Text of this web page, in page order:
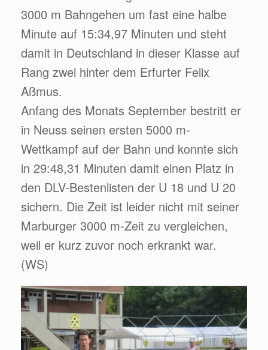
3000 m Bahngehen um fast eine halbe
Minute auf 15:34,97 Minuten und steht
damit in Deutschland in dieser Klasse auf
Rang zwei hinter dem Erfurter Felix
Aßmus.
Anfang des Monats September bestritt er
in Neuss seinen ersten 5000 m-
Wettkampf auf der Bahn und konnte sich
in 29:48,31 Minuten damit einen Platz in
den DLV-Bestenlisten der U 18 und U 20
sichern. Die Zeit ist leider nicht mit seiner
Marburger 3000 m-Zeit zu vergleichen,
weil er kurz zuvor noch erkrankt war.
(WS)